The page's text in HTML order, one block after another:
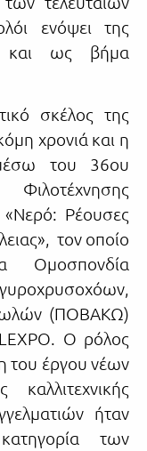
ενόψει της
και ως βήμα
σκέλος της
χρονιά και η
του 36ου
Ρέουσες
τον οποίο
Ομοσπονδία
(ΠΟΒΑΚΩ)
Ο ρόλος
του έργου νέων
ήταν
των